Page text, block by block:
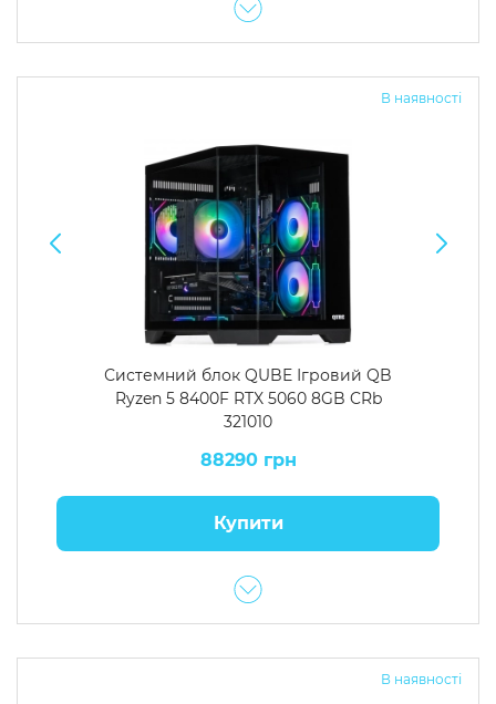
В наявності
Системний блок QUBE Ігровий QB
Ryzen 5 8400F RTX 5060 8GB CRb
321010
88290 грн
Купити
В наявності